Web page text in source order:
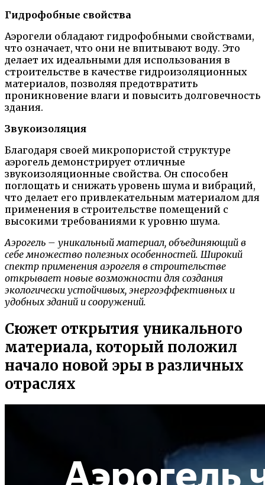
Гидрофобные свойства
Аэрогели обладают гидрофобными свойствами,
что означает, что они не впитывают воду. Это
делает их идеальными для использования в
строительстве в качестве гидроизоляционных
материалов, позволяя предотвратить
проникновение влаги и повысить долговечность
здания.
Звукоизоляция
Благодаря своей микропористой структуре
аэрогель демонстрирует отличные
звукоизоляционные свойства. Он способен
поглощать и снижать уровень шума и вибраций,
что делает его привлекательным материалом для
применения в строительстве помещений с
высокими требованиями к уровню шума.
Аэрогель – уникальный материал, объединяющий в
себе множество полезных особенностей. Широкий
спектр применения аэрогеля в строительстве
открывает новые возможности для создания
экологически устойчивых, энергоэффективных и
удобных зданий и сооружений.
Сюжет открытия уникального
материала, который положил
начало новой эры в различных
отраслях